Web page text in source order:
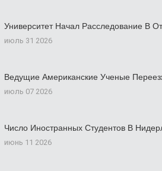
Университет Начал Расследование В
июль 31 2026
Ведущие Американские Ученые
июль 07 2026
Число Иностранных Студентов В
июнь 11 2026